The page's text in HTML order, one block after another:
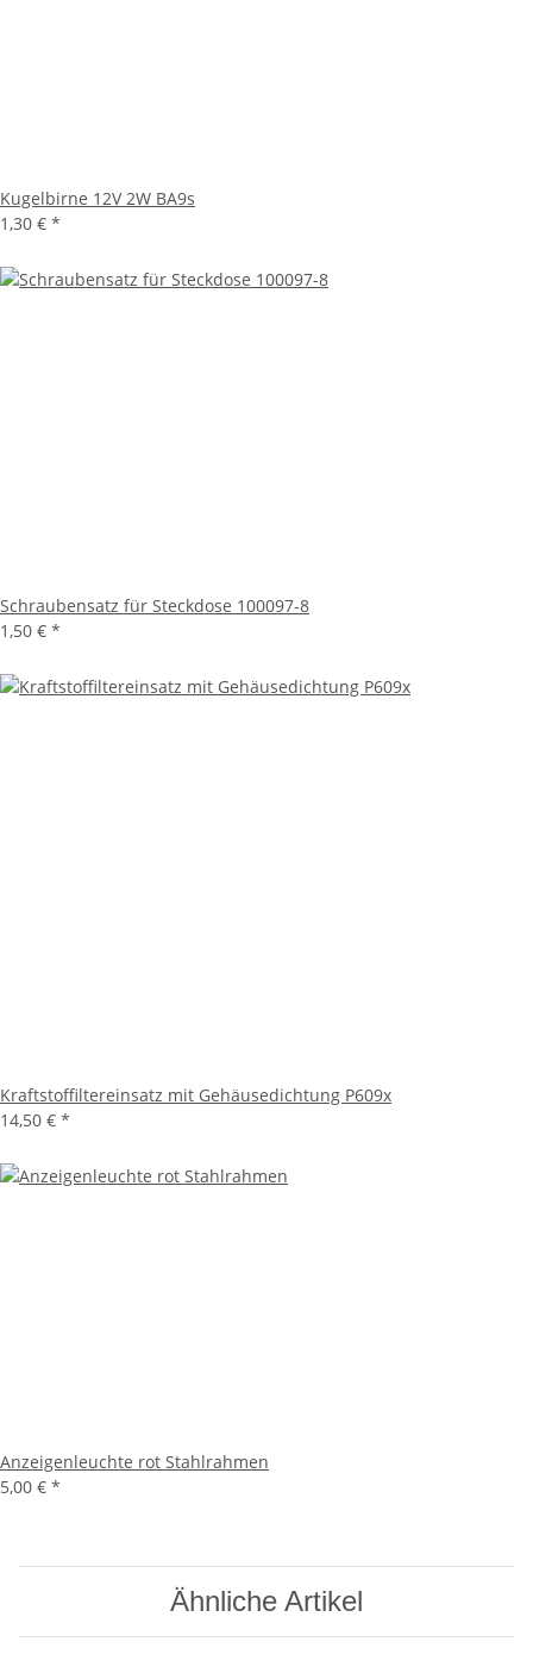
Kugelbirne 12V 2W BA9s
1,30 € *
Schraubensatz für Steckdose 100097-8
1,50 € *
Kraftstoffiltereinsatz mit Gehäusedichtung P609x
14,50 € *
Anzeigenleuchte rot Stahlrahmen
5,00 € *
Ähnliche Artikel